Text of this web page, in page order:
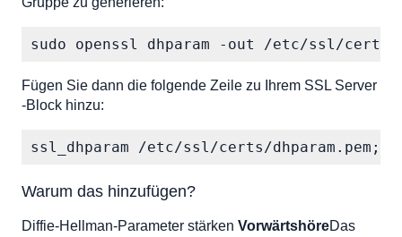
sudo openssl dhparam -out /etc/ssl/certs/
Fügen Sie dann die folgende Zeile zu Ihrem SSL Server
-Block hinzu:
ssl_dhparam /etc/ssl/certs/dhparam.pem;
Warum das hinzufügen?
Diffie-Hellman-Parameter stärken VorwärtshöreDas